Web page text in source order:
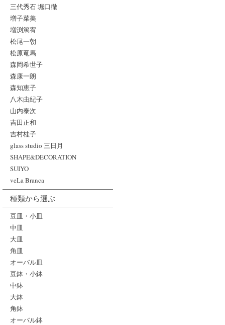
三代秀石 堀口徹
増子菜美
増渕篤宥
松尾一朝
松原竜馬
森岡希世子
森康一朗
森知恵子
八木由紀子
山内泰次
吉田正和
吉村桂子
glass studio 三日月
SHAPE&DECORATION
SUIYO
veLa Branca
種類から選ぶ
豆皿・小皿
中皿
大皿
角皿
オーバル皿
豆鉢・小鉢
中鉢
大鉢
角鉢
オーバル鉢